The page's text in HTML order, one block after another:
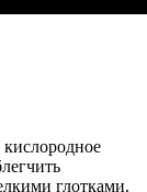
глотками.